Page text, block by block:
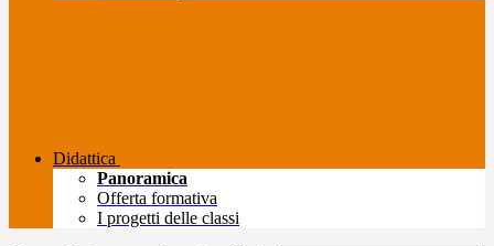
Didattica
Panoramica
Offerta formativa
I progetti delle classi